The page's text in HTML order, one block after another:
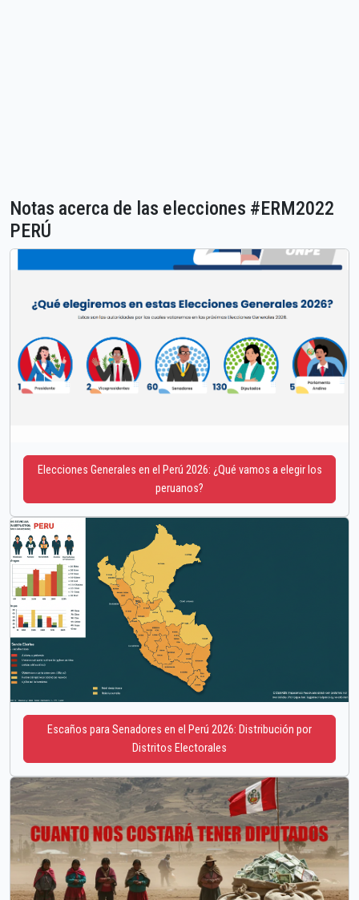
Notas acerca de las elecciones #ERM2022
PERÚ
Elecciones Generales en el Perú 2026: ¿Qué vamos a elegir los
peruanos?
Escaños para Senadores en el Perú 2026: Distribución por
Distritos Electorales